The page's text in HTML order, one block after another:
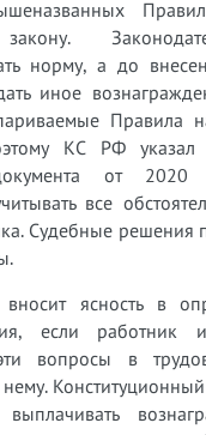
Правил
норму, а до
иное
Правила
КС РФ указал
от
все
Судебные решения
ясность в
если работник
вопросы в
Конституционный
выплачивать